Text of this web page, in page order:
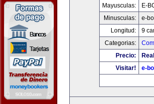
Mayusculas:
E-
Minusculas:
e-
Longitud:
9
Categorias:
Precio:
Visitar!
e-